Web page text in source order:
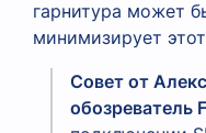
гарнитура может
минимизирует
Совет от
обозреватель